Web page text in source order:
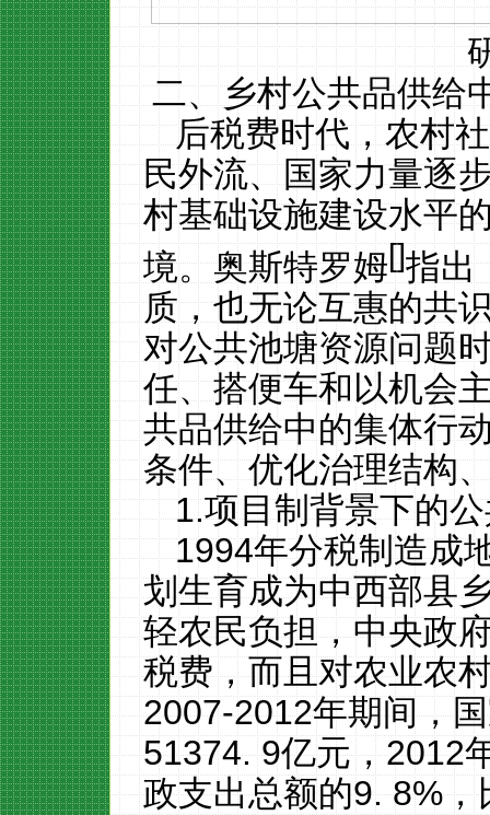
二、乡村公共品供给
后税费时代，农村
民外流、国家力量逐
村基础设施建设水平
境。奥斯特罗姆[]指出
质，也无论互惠的共
对公共池塘资源问题
任、搭便车和以机会
共品供给中的集体行
条件、优化治理结构
1.项目制背景下的
1994年分税制造成
划生育成为中西部县
轻农民负担，中央政
税费，而且对农业农
2007-2012年期间，
51374. 9亿元，2012
政支出总额的9. 8%，